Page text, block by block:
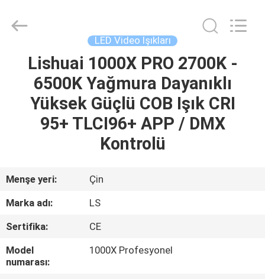
ÜRÜN:%
HAKKIMIZDA
FABRIKA
TURU
Television
Equipment
LED Video Işıkları
Lishuai 1000X PRO 2700K -
6500K Yağmura Dayanıklı
Yüksek Güçlü COB Işık CRI
95+ TLCI96+ APP / DMX
Kontrolü
Menşe yeri:
Çin
Marka adı:
LS
Sertifika:
CE
Model
numarası:
1000X Profesyonel